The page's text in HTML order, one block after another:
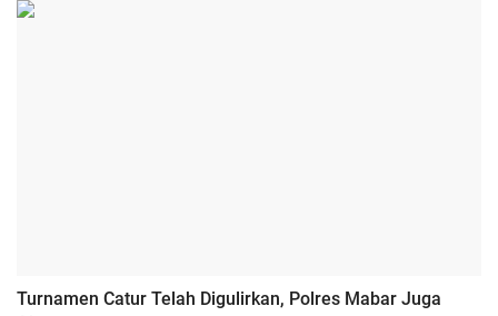
Turnamen Catur Telah Digulirkan, Polres Mabar Juga